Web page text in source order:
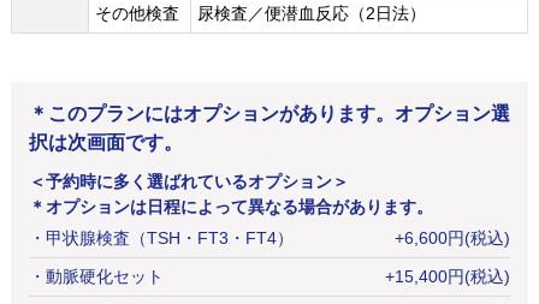
その他検査
尿検査／便潜血反応（2日法）
＊このプランにはオプションがあります。オプション選
択は次画面です。
＜予約時に多く選ばれているオプション＞
＊オプションは日程によって異なる場合があります。
・ 甲状腺検査（TSH・FT3・FT4） +6,600円(税込)
・ 動脈硬化セット +15,400円(税込)